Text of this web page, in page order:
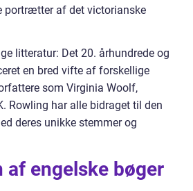
portrætter af det victorianske
litteratur: Det 20. århundrede og
en bred vifte af forskellige
som Virginia Woolf,
Rowling har alle bidraget til den
deres unikke stemmer og
af engelske bøger